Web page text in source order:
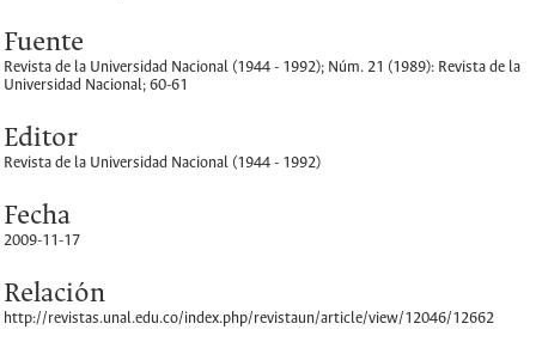
Fuente
Revista de la Universidad Nacional (1944 - 1992); Núm. 21 (1989): Revista de la
Universidad Nacional; 60-61
Editor
Revista de la Universidad Nacional (1944 - 1992)
Fecha
2009-11-17
Relación
http://revistas.unal.edu.co/index.php/revistaun/article/view/12046/12662